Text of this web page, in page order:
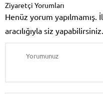
Ziyaretçi Yorumları
Henüz yorum yapılmamış.
aracılığıyla siz yapabilirsiniz.